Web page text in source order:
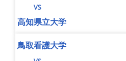
vs
高知県立大学
鳥取看護大学